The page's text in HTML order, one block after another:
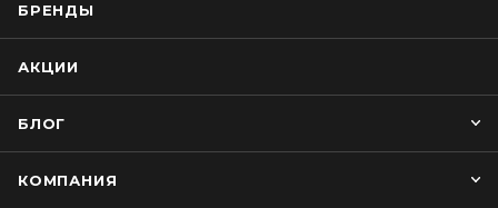
БРЕНДЫ
АКЦИИ
БЛОГ
КОМПАНИЯ